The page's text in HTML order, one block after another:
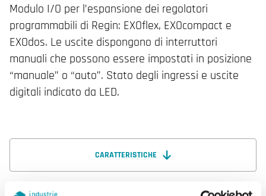
Modulo I/O per l’espansione dei regolatori
programmabili di Regin: EXOflex, EXOcompact e
EXOdos. Le uscite dispongono di interruttori
manuali che possono essere impostati in posizione
“manuale” o “auto”. Stato degli ingressi e uscite
digitali indicato da LED.
CARATTERISTICHE